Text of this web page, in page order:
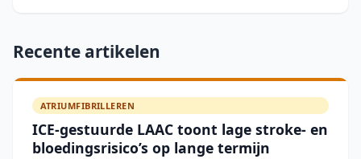
Recente artikelen
ATRIUMFIBRILLEREN
ICE-gestuurde LAAC toont lage stroke- en
bloedingsrisico’s op lange termijn